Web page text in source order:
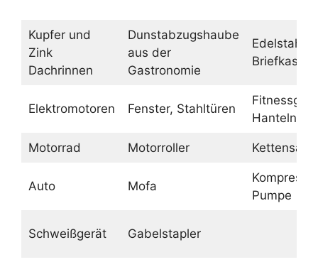
Kupfer und
Zink
Dachrinnen
Dunstabzugshaube
aus der
Gastronomie
Edelstahl
Briefkasten
Elektromotoren Fenster, Stahltüren
Hanteln
Motorrad Motorroller Kettensäge
Auto Mofa
Pumpe
Schweißgerät Gabelstapler